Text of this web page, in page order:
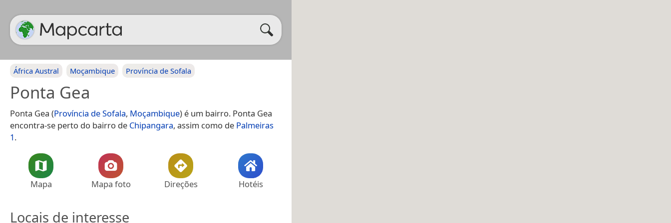
África Austral Moçambique Província de Sofala
Ponta Gea
Ponta Gea (Província de Sofala, Moçambique) é um bairro. Ponta Gea
encontra-se perto do bairro de Chipangara, assim como de Palmeiras
1.
Mapa Mapa foto Direções Hotéis
Locais de interesse